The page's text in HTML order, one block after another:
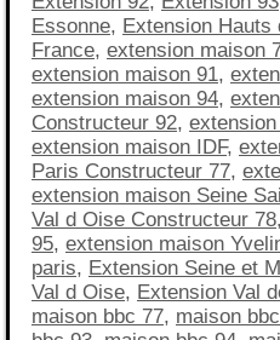
Essonne, Extension Hauts
France, extension maison
extension maison 91,
extension maison 94,
Constructeur 92,
extension maison IDF,
Paris Constructeur 77,
extension maison Seine
Val d Oise Constructeur 78,
95, extension maison
paris, Extension Seine et
Val d Oise, Extension Val
maison bbc 77, maison